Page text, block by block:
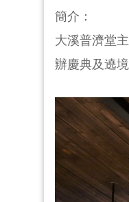
簡介：
大溪普濟堂
辦慶典及遶